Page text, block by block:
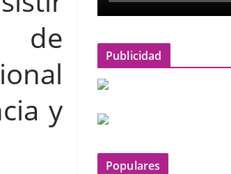
y
Publicidad
Populares